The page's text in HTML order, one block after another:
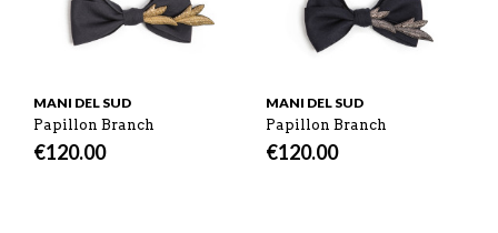
MANI DEL SUD
Papillon Branch
€120.00
MANI DEL SUD
Papillon Branch
€120.00